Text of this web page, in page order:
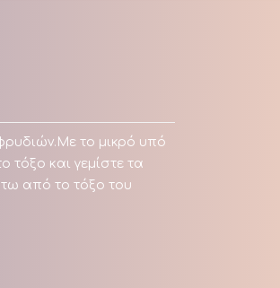
το μικρό υπό
τόξο και γεμίστε τα
από το τόξο του